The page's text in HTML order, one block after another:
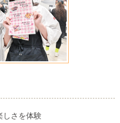
しさを体験